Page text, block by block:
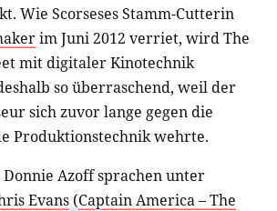
Wie Scorseses Stamm-Cutterin
im Juni 2012 verriet, wird The
mit digitaler Kinotechnik
so überraschend, weil der
sich zuvor lange gegen die
Produktionstechnik wehrte.
Donnie Azoff sprachen unter
Evans (Captain America – The